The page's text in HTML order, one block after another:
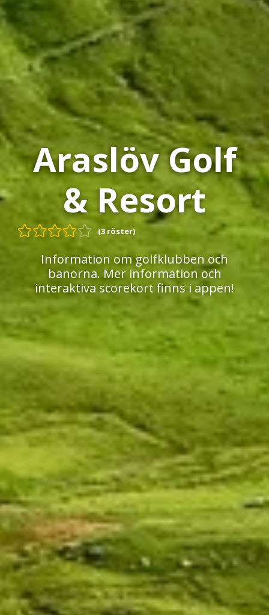
Araslöv Golf
& Resort
(3 röster)
Information om golfklubben och
banorna. Mer information och
interaktiva scorekort finns i appen!